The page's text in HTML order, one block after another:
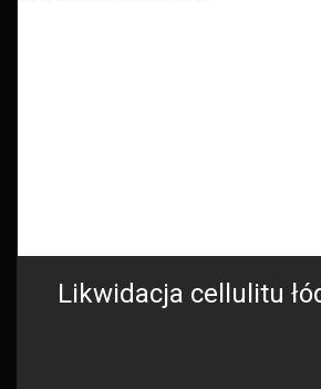
Likwidacja cellulitu